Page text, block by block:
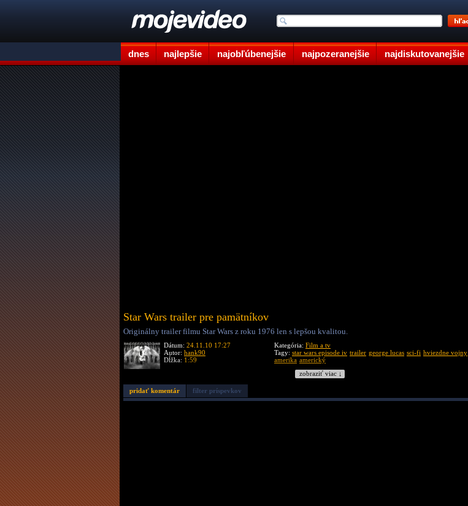
dnes najlepšie najobľúbenejšie najpozeranejšie najdiskutovanejšie
Star Wars trailer pre pamätníkov
Originálny trailer filmu Star Wars z roku 1976 len s lepšou kvalitou.
Dátum: 24.11.10 17:27
Autor: hank90
Dĺžka: 1:59
Kategória: Film a tv
Tagy: star wars episode iv trailer george lucas sci-fi hviezdne vojny
amerika americký
zobraziť viac ↓
pridať komentár filter príspevkov